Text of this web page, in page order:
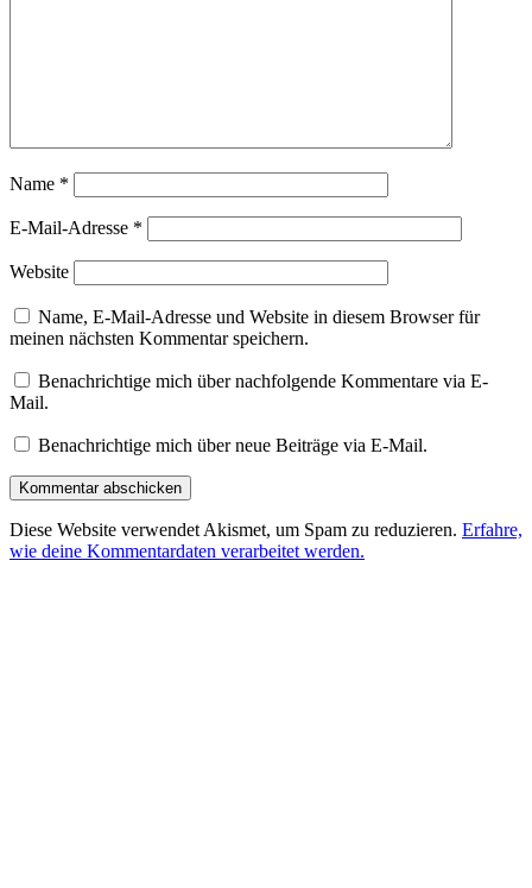
Name *
E-Mail-Adresse *
Website
Name, E-Mail-Adresse und Website in diesem Browser für
meinen nächsten Kommentar speichern.
Benachrichtige mich über nachfolgende Kommentare via E-
Mail.
Benachrichtige mich über neue Beiträge via E-Mail.
Diese Website verwendet Akismet, um Spam zu reduzieren. Erfahre,
wie deine Kommentardaten verarbeitet werden.